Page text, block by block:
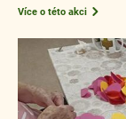
Více o této akci